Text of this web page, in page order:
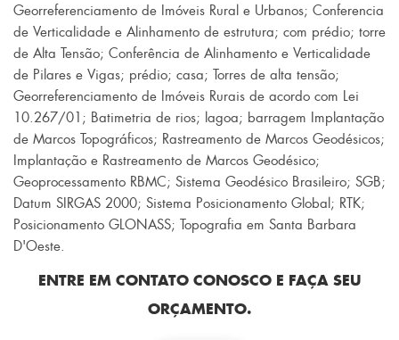
Georreferenciamento de Imóveis Rural e Urbanos; Conferencia
de Verticalidade e Alinhamento de estrutura; com prédio; torre
de Alta Tensão; Conferência de Alinhamento e Verticalidade
de Pilares e Vigas; prédio; casa; Torres de alta tensão;
Georreferenciamento de Imóveis Rurais de acordo com Lei
10.267/01 ; Batimetria de rios; lagoa; barragem Implantação
de Marcos Topográficos; Rastreamento de Marcos Geodésicos;
Implantação e Rastreamento de Marcos Geodésico;
Geoprocessamento RBMC; Sistema Geodésico Brasileiro; SGB;
Datum SIRGAS 2000; Sistema Posicionamento Global; RTK;
Posicionamento GLONASS; Topografia em Santa Barbara
D'Oeste.
ENTRE EM CONTATO CONOSCO E FAÇA SEU
ORÇAMENTO.